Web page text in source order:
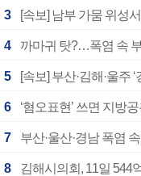
3 [속보] 남부 가뭄 위성
4 까마귀 탓?…폭염 속
5 [속보] 부산·김해·울주
6 ‘혐오표현’ 쓰면 지방
7 부산·울산·경남 폭염
8 김해시의회, 11일 544